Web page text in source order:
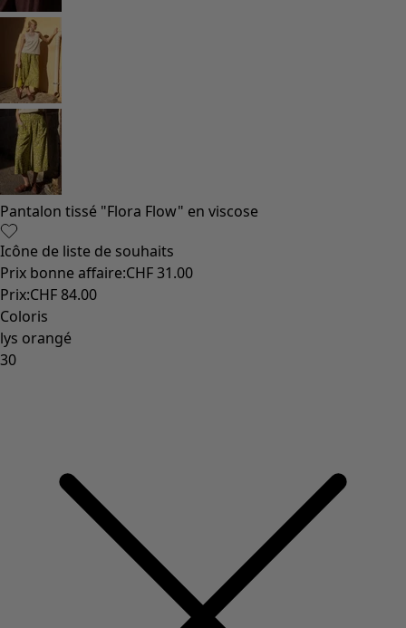
Pantalon tissé "Flora Flow" en viscose
Icône de liste de souhaits
Prix bonne affaire:CHF 31.00
Prix:CHF 84.00
Coloris
lys orangé
30